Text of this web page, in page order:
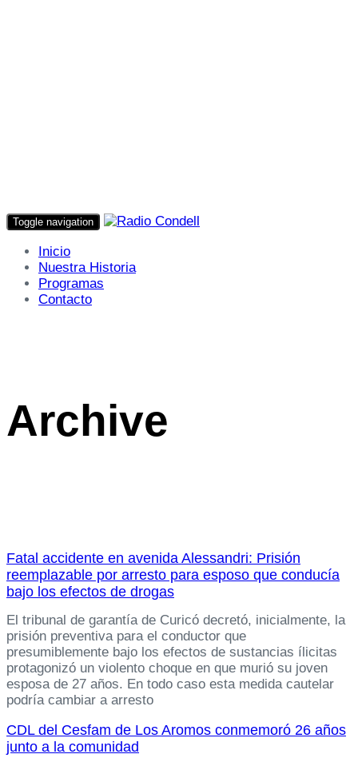
Toggle navigation
Inicio
Nuestra Historia
Programas
Contacto
Archive
Fatal accidente en avenida Alessandri: Prisión
reemplazable por arresto para esposo que conducía
bajo los efectos de drogas
El tribunal de garantía de Curicó decretó, inicialmente, la
prisión preventiva para el conductor que
presumiblemente bajo los efectos de sustancias ílicitas
protagonizó un violento choque en que murió su joven
esposa de 27 años. En todo caso esta medida cautelar
podría cambiar a arresto
CDL del Cesfam de Los Aromos conmemoró 26 años
junto a la comunidad